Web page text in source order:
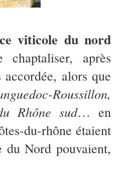
viticole du nord
après
alors que
Roussillon,
Rhône sud… en
du-rhône étaient
du Nord pouvaient,